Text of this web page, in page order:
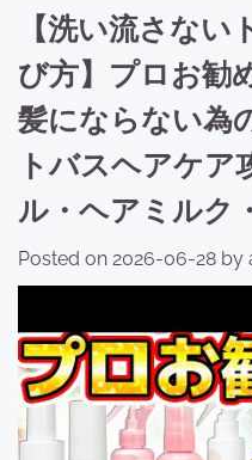
【洗い流さな
び方】プロお勧
髪にならない為
トバスヘアケア
ル・ヘアミルク
Posted on 2026-06-28 by